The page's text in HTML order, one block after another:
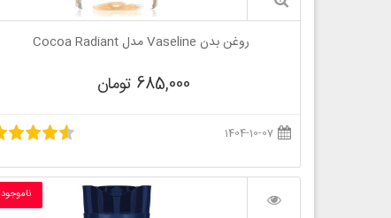
روغن بدن Vaseline مدل Cocoa Radiant
685,000 تومان
ناموجود